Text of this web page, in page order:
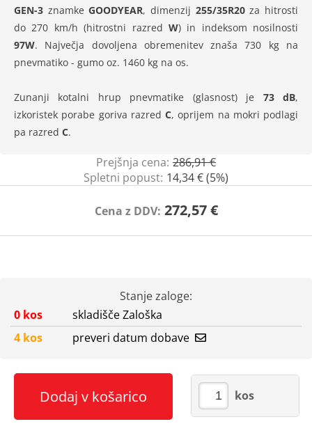
GEN-3 znamkeGOODYEAR, dimenzij 255/35R20za hitrosti
do 270 km/h (hitrostni razred W) in indeksom nosilnosti
97W. Največja dovoljena obremenitev znaša 730 kg na
pnevmatiko - gumo oz. 1460 kg na os.
Zunanji kotalni hrup pnevmatike (glasnost) je 73 dB,
izkoristek porabe goriva razred C, oprijem na mokri podlagi
pa razred C.
Prejšnja cena: 286,91 €
Spletni popust: 14,34 € (5%)
Cena z DDV: 272,57 €
Stanje zaloge:
0 kos
skladišče Zaloška
4 kos
preveri datum dobave
Dodaj v košarico kos